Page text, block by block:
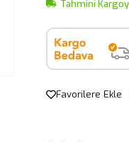
Tahmini
Favorilere Ekle